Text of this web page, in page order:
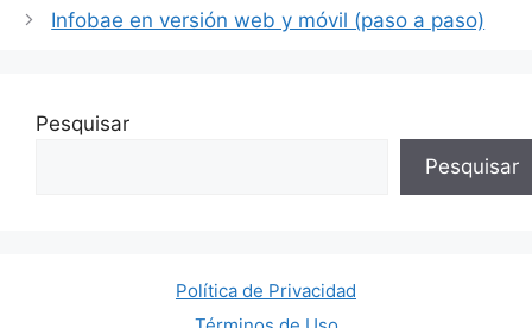
Infobae en versión web y móvil (paso a paso)
Pesquisar
Pesquisar
Política de Privacidad